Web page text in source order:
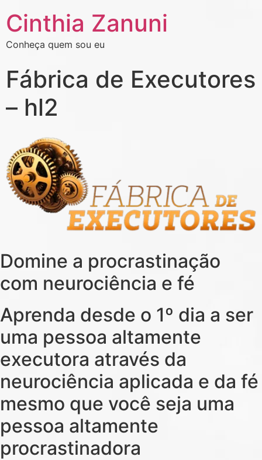
Cinthia Zanuni
Conheça quem sou eu
Fábrica de Executores
– hl2
Domine a procrastinação
com neurociência e fé
Aprenda desde o 1º dia a ser
uma pessoa altamente
executora através da
neurociência aplicada e da fé
mesmo que você seja uma
pessoa altamente
procrastinadora